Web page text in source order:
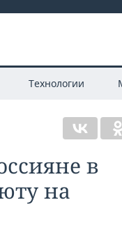
Технологии
в
на